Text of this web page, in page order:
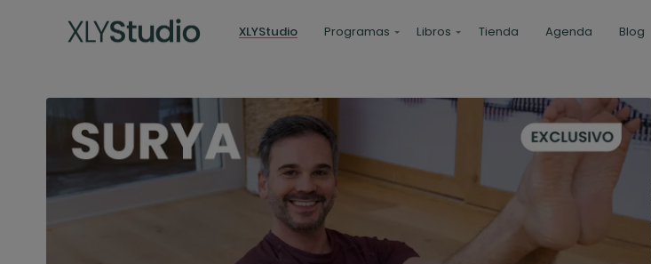
XLYStudio Programas Libros Tienda Agenda Blog